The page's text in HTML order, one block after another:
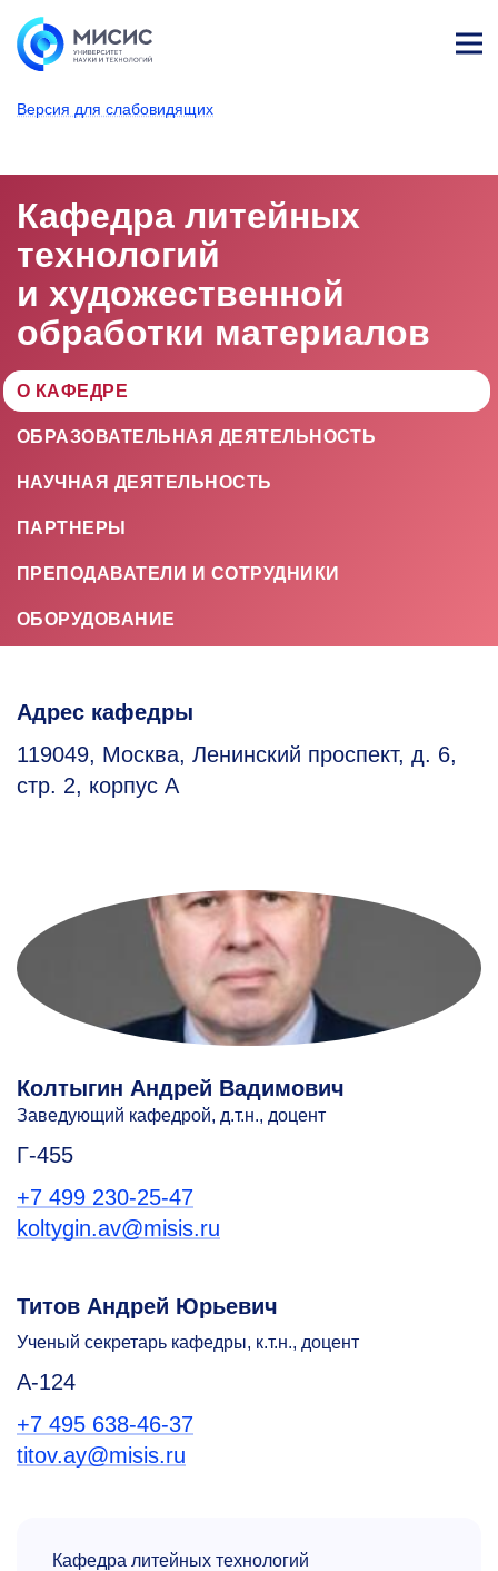
Версия для слабовидящих
т
Кафедра литейных
технологий
и художествен­ной
обработки материалов
О КАФЕДРЕ
ОБРАЗОВАТЕЛЬНАЯ ДЕЯТЕЛЬНОСТЬ
НАУЧНАЯ ДЕЯТЕЛЬНОСТЬ
ПАРТНЕРЫ
ПРЕПОДАВАТЕЛИ И СОТРУДНИКИ
ОБОРУДОВАНИЕ
Адрес кафедры
119049, Москва, Ленинский проспект, д. 6,
стр. 2, корпус А
Колтыгин Андрей Вадимович
Заведующий кафедрой, д.т.н., доцент
Г-455
+7 499 230-25-47
koltygin.av@misis.ru
Титов Андрей Юрьевич
Ученый секретарь кафедры, к.т.н., доцент
А-124
+7 495 638-46-37
titov.ay@misis.ru
Кафедра литейных технологий